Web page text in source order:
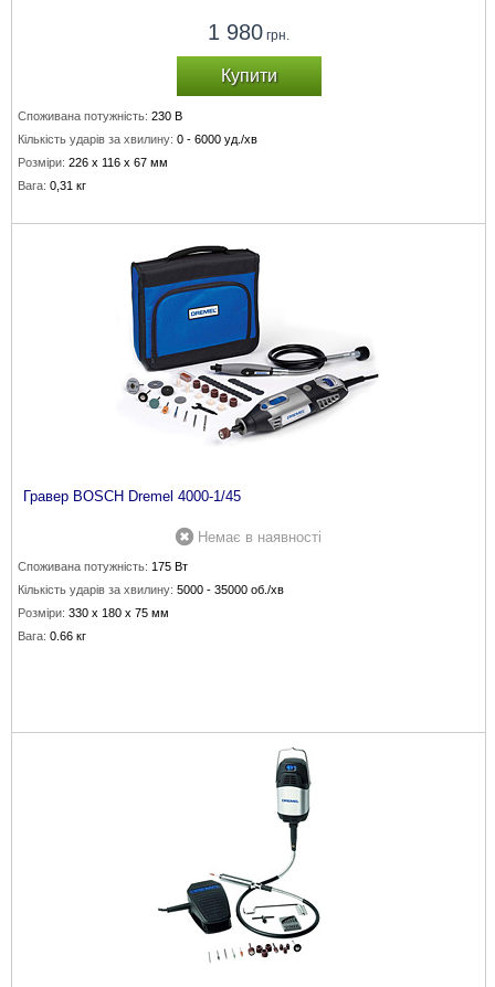
1 980 грн.
Купити
Споживана потужність: 230 В
Кількість ударів за хвилину: 0 - 6000 уд./хв
Розміри: 226 х 116 х 67 мм
Вага: 0,31 кг
Гравер BOSCH Dremel 4000-1/45
Немає в наявності
Споживана потужність: 175 Вт
Кількість ударів за хвилину: 5000 - 35000 об./хв
Розміри: 330 х 180 х 75 мм
Вага: 0.66 кг